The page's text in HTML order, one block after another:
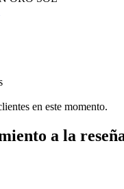
en este momento.
a la